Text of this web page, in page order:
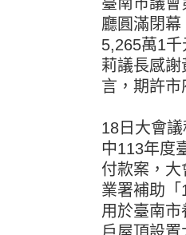
廳圓滿閉
5,265萬1
莉議長感
言，期許
18日大會
中113年度
付款案，
業署補助
用於臺南